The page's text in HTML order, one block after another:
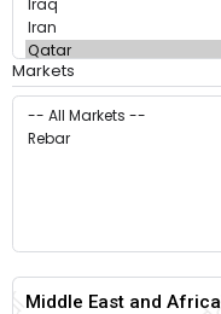
Markets
Middle East and Africa